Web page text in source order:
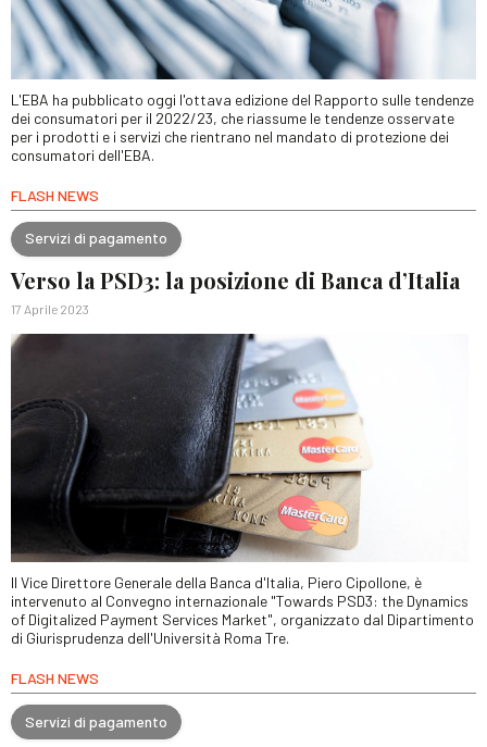
L'EBA ha pubblicato oggi l'ottava edizione del Rapporto sulle tendenze
dei consumatori per il 2022/23, che riassume le tendenze osservate
per i prodotti e i servizi che rientrano nel mandato di protezione dei
consumatori dell'EBA.
FLASH NEWS
Servizi di pagamento
Verso la PSD3: la posizione di Banca d’Italia
17 Aprile 2023
Il Vice Direttore Generale della Banca d'Italia, Piero Cipollone, è
intervenuto al Convegno internazionale "Towards PSD3: the Dynamics
of Digitalized Payment Services Market", organizzato dal Dipartimento
di Giurisprudenza dell'Università Roma Tre.
FLASH NEWS
Servizi di pagamento